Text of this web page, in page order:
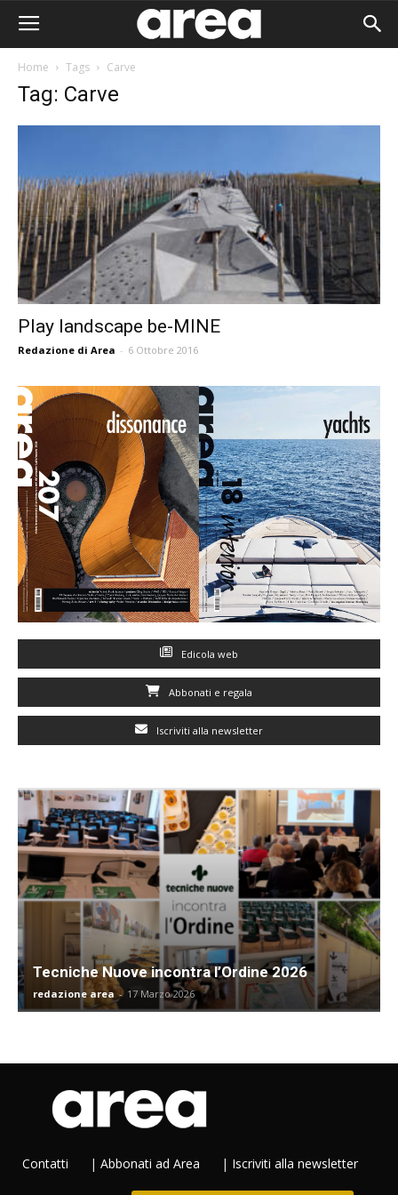
Home Tags Carve
Tag: Carve
Play landscape be-MINE
Redazione di Area - 6 Ottobre 2016
Edicola web
Abbonati e regala
Iscriviti alla newsletter
Tecniche Nuove incontra l’Ordine 2026
redazione area - 17 Marzo 2026
Contatti | Abbonati ad Area | Iscriviti alla newsletter